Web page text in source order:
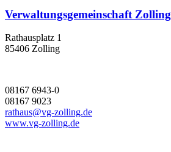
Verwaltungsgemeinschaft Zolling
Rathausplatz 1
85406 Zolling
08167 6943-0
08167 9023
rathaus@vg-zolling.de
www.vg-zolling.de